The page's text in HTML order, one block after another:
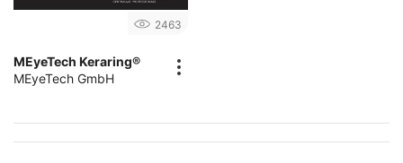
2463
MEyeTech Keraring®
MEyeTech GmbH